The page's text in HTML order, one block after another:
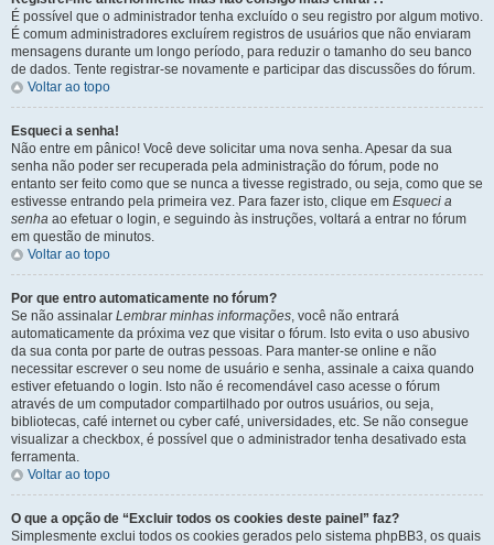
É possível que o administrador tenha excluído o seu registro por algum motivo.
É comum administradores excluírem registros de usuários que não enviaram
mensagens durante um longo período, para reduzir o tamanho do seu banco
de dados. Tente registrar-se novamente e participar das discussões do fórum.
Voltar ao topo
Esqueci a senha!
Não entre em pânico! Você deve solicitar uma nova senha. Apesar da sua
senha não poder ser recuperada pela administração do fórum, pode no
entanto ser feito como que se nunca a tivesse registrado, ou seja, como que se
estivesse entrando pela primeira vez. Para fazer isto, clique em Esqueci a
senha ao efetuar o login, e seguindo às instruções, voltará a entrar no fórum
em questão de minutos.
Voltar ao topo
Por que entro automaticamente no fórum?
Se não assinalar Lembrar minhas informações, você não entrará
automaticamente da próxima vez que visitar o fórum. Isto evita o uso abusivo
da sua conta por parte de outras pessoas. Para manter-se online e não
necessitar escrever o seu nome de usuário e senha, assinale a caixa quando
estiver efetuando o login. Isto não é recomendável caso acesse o fórum
através de um computador compartilhado por outros usuários, ou seja,
bibliotecas, café internet ou cyber café, universidades, etc. Se não consegue
visualizar a checkbox, é possível que o administrador tenha desativado esta
ferramenta.
Voltar ao topo
O que a opção de “Excluir todos os cookies deste painel” faz?
Simplesmente exclui todos os cookies gerados pelo sistema phpBB3, os quais